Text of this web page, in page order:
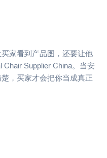
家看到产品图，还要让他
Supplier China。当安
，买家才会把你当成真正